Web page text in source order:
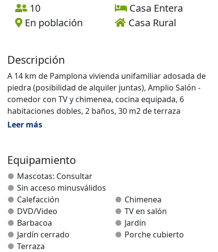
10
Casa Entera
En población
Casa Rural
Descripción
A 14 km de Pamplona vivienda unifamiliar adosada de
piedra (posibilidad de alquiler juntas), Amplio Salón -
comedor con TV y chimenea, cocina equipada, 6
habitaciones dobles, 2 baños, 30 m2 de terraza
cubierta, 500 m2 de zona verde, Aparcamiento exterior,
Leer más
Equipamiento
Mascotas: Consultar
Sin acceso minusválidos
Calefacción
Chimenea
DVD/Video
TV en salón
Barbacoa
Jardín
Jardín cerrado
Porche cubierto
Terraza